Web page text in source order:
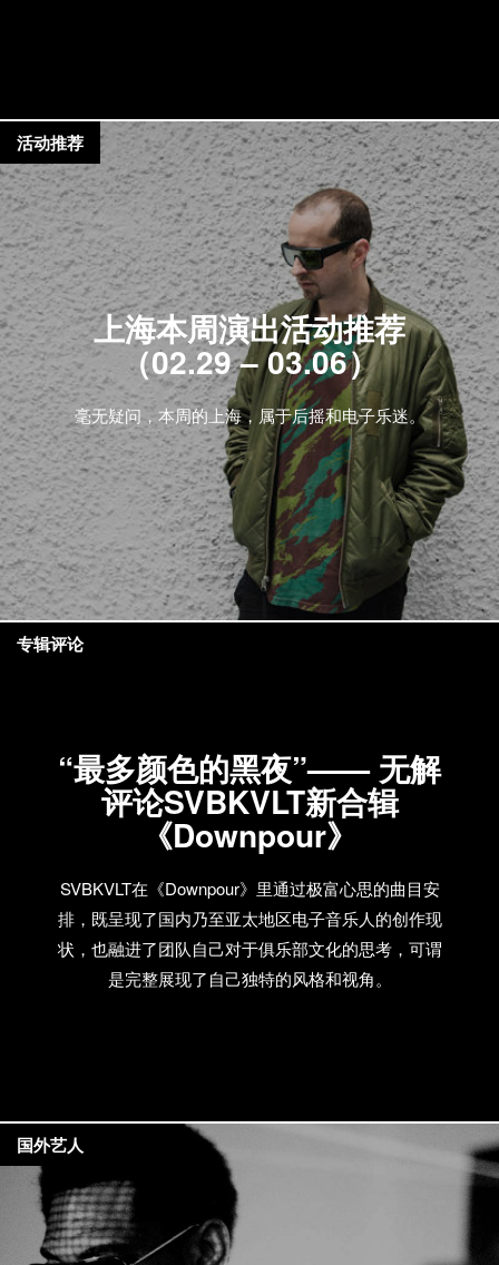
上海本周演出活动推荐
（02.29 – 03.06）
毫无疑问，本周的上海，属于后摇和电子乐迷。
活动推荐
“最多颜色的黑夜”—— 无解
评论SVBKVLT新合辑
《Downpour》
SVBKVLT在《Downpour》里通过极富心思的曲目安
排，既呈现了国内乃至亚太地区电子音乐人的创作现
状，也融进了团队自己对于俱乐部文化的思考，可谓
是完整展现了自己独特的风格和视角。
专辑评论
国外艺人